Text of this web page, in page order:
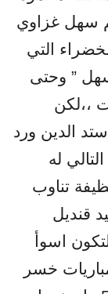
سهل غزاوي
التي
” وحتى
،،لكن
الدين ورد
له
بخماسية نظيفة تناوب
قنديل
اسوأ
بحياة الفريق حيث لعب 6 مباريات خسر